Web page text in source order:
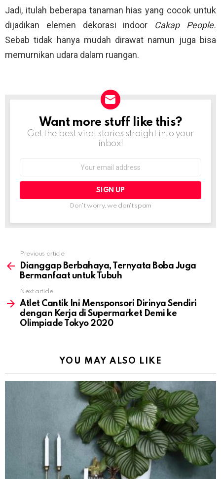
Jadi, itulah beberapa tanaman hias yang cocok untuk
dijadikan elemen dekorasi indoor Cakap People.
Sebab tidak hanya mudah dirawat namun juga bisa
memurnikan udara dalam ruangan.
NEWSLETTER
Want more stuff like this?
Get the best viral stories straight into your
inbox!
Don't worry, we don't spam
more
Previous article
Dianggap Berbahaya, Ternyata Boba Juga
Bermanfaat untuk Tubuh
Next article
Atlet Cantik Ini Mensponsori Dirinya Sendiri
dengan Kerja di Supermarket Demi ke
Olimpiade Tokyo 2020
YOU MAY ALSO LIKE